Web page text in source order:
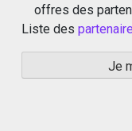
offres des
Liste des